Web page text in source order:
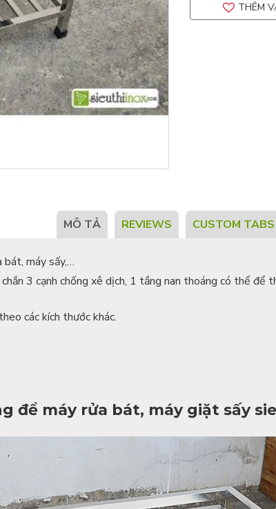
THÊM
MÔ TẢ REVIEWS CUSTOM TABS
bát, máy sấy,…
3 cạnh chống xê dịch, 1 tầng nan thoáng có thể để
các kích thước khác.
để máy rửa bát, máy giặt sấy